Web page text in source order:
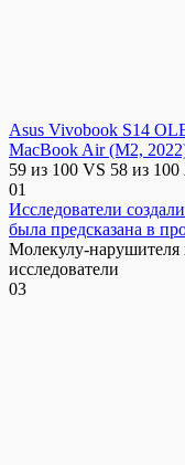
Asus Vivobook S14
MacBook Air (M2,
59 из 100 VS 58 из
01
Исследователи
была предсказана в
Молекулу-нарушителя
исследователи
03